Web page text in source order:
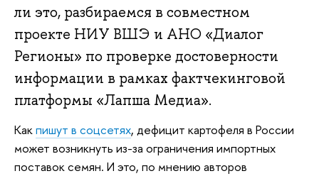
ли это, разбираемся в совместном
проекте НИУ ВШЭ и АНО «Диалог
Регионы» по проверке достоверности
информации в рамках фактчекинговой
платформы «Лапша Медиа».
Какпишут в соцсетях, дефицит картофеля в России
может возникнуть из-за ограничения импортных
поставок семян. И это, по мнению авторов